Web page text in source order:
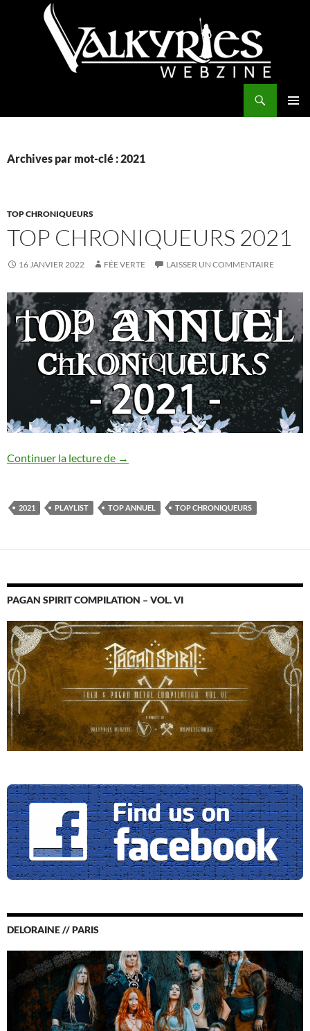
Archives par mot-clé : 2021
TOP CHRONIQUEURS
TOP CHRONIQUEURS 2021
16 JANVIER 2022 FÉE VERTE LAISSER UN COMMENTAIRE
Continuer la lecture de Top Chroniqueurs 2021
→
2021 PLAYLIST TOP ANNUEL TOP CHRONIQUEURS
PAGAN SPIRIT COMPILATION – VOL. VI
DELORAINE // PARIS